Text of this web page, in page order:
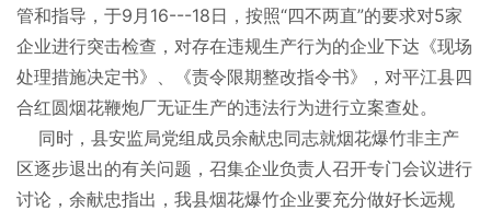
管和指导，于9月16---18日，按照“四不两直”的要求对5家
企业进行突击检查，对存在违规生产行为的企业下达《现场
处理措施决定书》、《责令限期整改指令书》，对平江县四
合红圆烟花鞭炮厂无证生产的违法行为进行立案查处。
同时，县安监局党组成员余献忠同志就烟花爆竹非主产
区逐步退出的有关问题，召集企业负责人召开专门会议进行
讨论，余献忠指出，我县烟花爆竹企业要充分做好长远规